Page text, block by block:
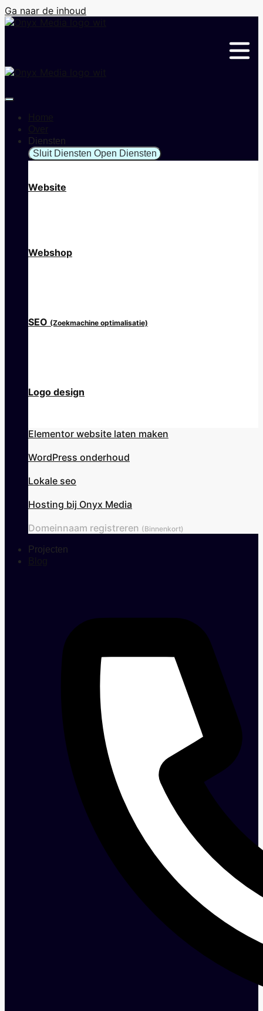
Ga naar de inhoud
Diensten
Sluit Diensten Open Diensten
Website
Webshop
SEO (Zoekmachine optimalisatie)
Logo design
Elementor website laten maken
WordPress onderhoud
Lokale seo
Hosting bij Onyx Media
Domeinnaam registreren (Binnenkort)
Projecten